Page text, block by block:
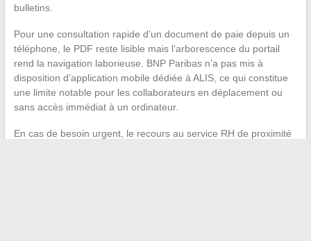
bulletins.
Pour une consultation rapide d’un document de paie depuis un
téléphone, le PDF reste lisible mais l’arborescence du portail
rend la navigation laborieuse. BNP Paribas n’a pas mis à
disposition d’application mobile dédiée à ALIS, ce qui constitue
une limite notable pour les collaborateurs en déplacement ou
sans accès immédiat à un ordinateur.
En cas de besoin urgent, le recours au service RH de proximité